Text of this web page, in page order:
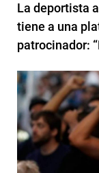
La deportista
tiene a una
patrocinador: